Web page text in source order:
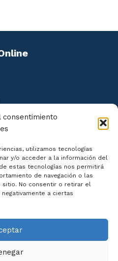
consentimiento
utilizamos tecnologías
y/o acceder a la información del
estas tecnologías nos permitirá
de navegación o las
sitio. No consentir o retirar el
a ciertas
Accesibilidad